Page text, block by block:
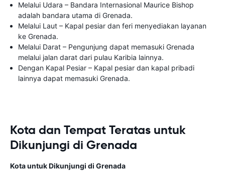
Melalui Udara – Bandara Internasional Maurice Bishop
adalah bandara utama di Grenada.
Melalui Laut – Kapal pesiar dan feri menyediakan layanan
ke Grenada.
Melalui Darat – Pengunjung dapat memasuki Grenada
melalui jalan darat dari pulau Karibia lainnya.
Dengan Kapal Pesiar – Kapal pesiar dan kapal pribadi
lainnya dapat memasuki Grenada.
Kota dan Tempat Teratas untuk
Dikunjungi di Grenada
Kota untuk Dikunjungi di Grenada